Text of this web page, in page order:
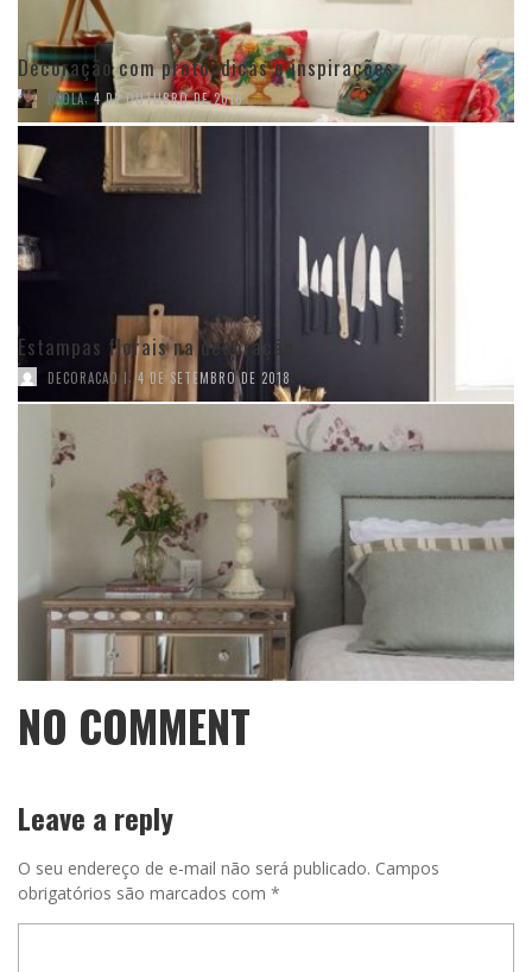
Decoração com preto: dicas e inspirações
PAOLA, 4 DE OUTUBRO DE 2018
Estampas florais na decoração
DECORACAO I 4 DE SETEMBRO DE 2018
NO COMMENT
Leave a reply
O seu endereço de e-mail não será publicado. Campos
obrigatórios são marcados com *